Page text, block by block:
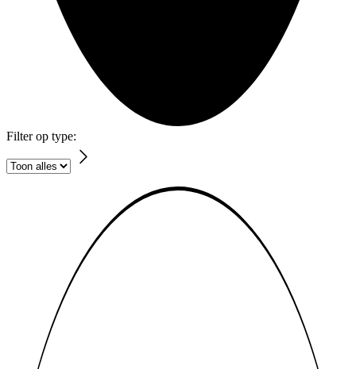
Filter op type: